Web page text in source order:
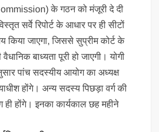
के गठन को मंजूरी दे दी
सर्वे रिपोर्ट के आधार पर ही सीटों
किया जाएगा, जिससे सुप्रीम कोर्ट के
बाध्यता पूरी हो जाएगी। योगी
पांच सदस्यीय आयोग का अध्यक्ष
होंगे। अन्य सदस्य पिछड़ा वर्ग की
ही होंगे। इनका कार्यकाल छह महीने